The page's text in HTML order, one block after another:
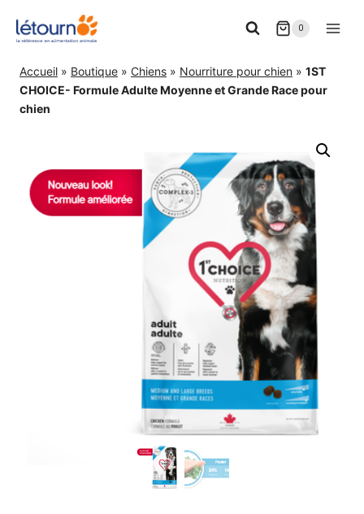
0
Accueil » Boutique » Chiens » Nourriture pour chien » 1ST
CHOICE- Formule Adulte Moyenne et Grande Race pour
chien